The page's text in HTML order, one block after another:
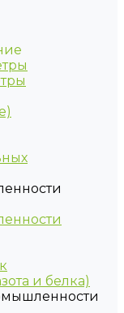
и белка)